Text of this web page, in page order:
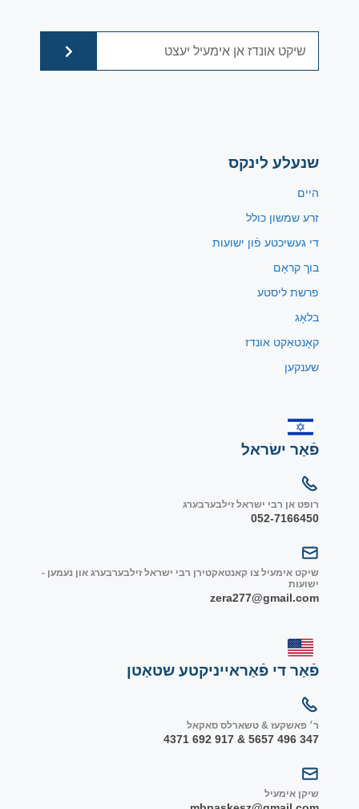
שנעלע לינקס
היים
זרע שמשון כולל
די געשיכטע פֿון ישועות
בוך קראָם
פרשת ליסטע
בלאָג
קאָנטאַקט אונדז
שענקען
פֿאַר ישׂראל
רופט אן רבי ישראל זילבערבערג
052-7166450
שיקט אימעיל צו קאנטאקטירן רבי ישראל זילבערבערג און נעמען -
ישועות
zera277@gmail.com
פֿאַר די פֿאַראייניקטע שטאַטן
ר׳ פאשקעז & טשארלס סאקאל
347 496 5657 & 917 692 4371
שיקן אימעיל